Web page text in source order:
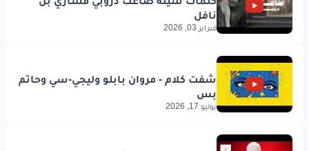
فبراير 03, 2026
يوليو 17, 2026